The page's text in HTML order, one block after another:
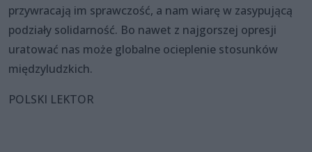
przywracają im sprawczość, a nam wiarę w zasypującą
podziały solidarność. Bo nawet z najgorszej opresji
uratować nas może globalne ocieplenie stosunków
międzyludzkich.
POLSKI LEKTOR